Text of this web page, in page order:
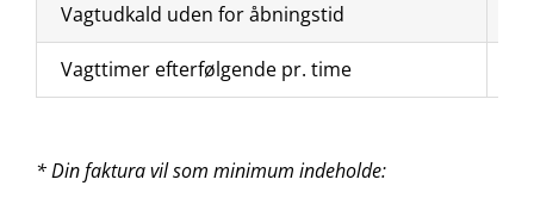
Vagtudkald uden for åbningstid
Vagttimer efterfølgende pr. time
* Din faktura vil som minimum indeholde: